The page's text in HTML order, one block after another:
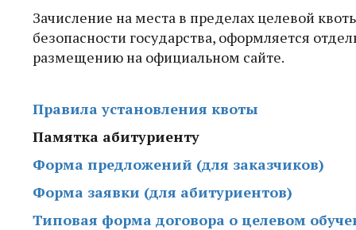
Зачисление на места в пределах целевой
безопасности государства, оформляется
размещению на официальном сайте.
Правила установления квоты
Памятка абитуриенту
Форма предложений (для заказчиков)
Форма заявки (для абитуриентов)
Типовая форма договора о целевом